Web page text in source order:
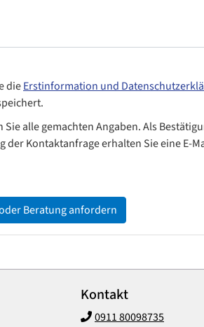
dieErstinformation und
Sie alle gemachten Angaben. Als
der Kontaktanfrage erhalten Sie eine E-
Beratung anfordern
Kontakt
0911 80098735